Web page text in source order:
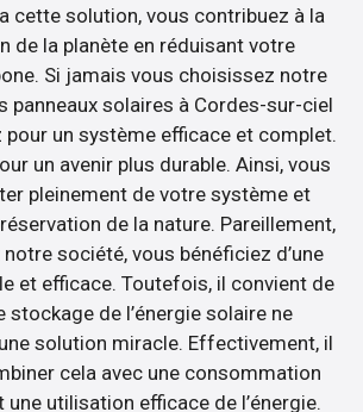
cette solution, vous contribuez à la
de la planète en réduisant votre
Si jamais vous choisissez notre
panneaux solaires à Cordes-sur-ciel
pour un système efficace et complet.
un avenir plus durable. Ainsi, vous
pleinement de votre système et
de la nature. Pareillement,
société, vous bénéficiez d’une
et efficace. Toutefois, il convient de
stockage de l’énergie solaire ne
solution miracle. Effectivement, il
cela avec une consommation
une utilisation efficace de l’énergie.